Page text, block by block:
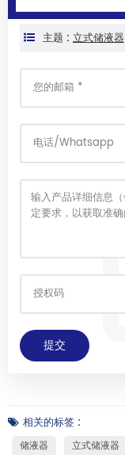
主题 : 立式储液器
相关的标签 :
储液器 立式储液器